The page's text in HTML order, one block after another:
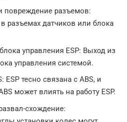
повреждение разъемов:
разъемах датчиков или блока
управления ESP: Выход из
управления системой.
тесно связана с ABS, и
может влиять на работу ESP.
схождение: